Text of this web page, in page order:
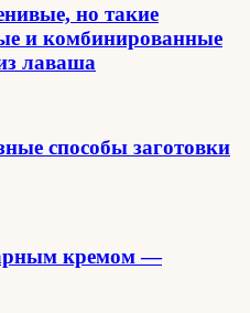
но такие
и комбинированные
лаваша
способы заготовки
кремом —